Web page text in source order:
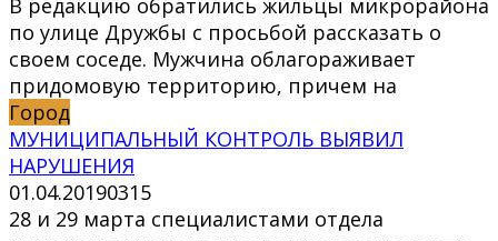
В редакцию обратились жильцы микрорайона
по улице Дружбы с просьбой рассказать о
своем соседе. Мужчина облагораживает
придомовую территорию, причем на
Город
МУНИЦИПАЛЬНЫЙ КОНТРОЛЬ ВЫЯВИЛ
НАРУШЕНИЯ
01.04.20190315
28 и 29 марта специалистами отдела